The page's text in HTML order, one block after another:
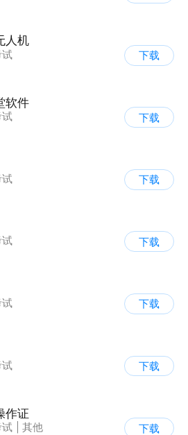
人机
下载
软件
下载
下载
下载
下载
下载
作证
其他
下载